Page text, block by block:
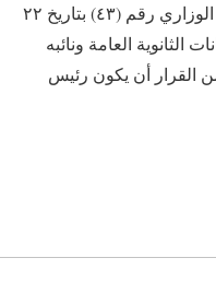
التربية والتعليم والتعليم الفني القرار الوزاري رقم (٤٣) بتاريخ ٢٢
الثانوية العامة ونائبه
القرار أن يكون رئيس